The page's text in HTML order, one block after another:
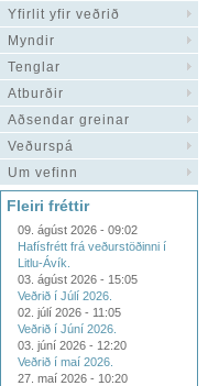
Yfirlit yfir veðrið
Myndir
Tenglar
Atburðir
Aðsendar greinar
Veðurspá
Um vefinn
Fleiri fréttir
09. ágúst 2026 - 09:02
Hafísfrétt frá veðurstöðinni í
Litlu-Ávík.
03. ágúst 2026 - 15:05
Veðrið í Júlí 2026.
02. júlí 2026 - 11:05
Veðrið í Júní 2026.
03. júní 2026 - 12:20
Veðrið í maí 2026.
27. maí 2026 - 10:20